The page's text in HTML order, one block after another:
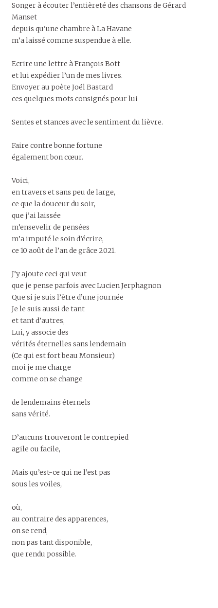
Songer à écouter l’entièreté des chansons de Gérard
Manset
depuis qu’une chambre à La Havane
m’a laissé comme suspendue à elle.
Ecrire une lettre à François Bott
et lui expédier l’un de mes livres.
Envoyer au poète Joël Bastard
ces quelques mots consignés pour lui
Sentes et stances avec le sentiment du lièvre.
Faire contre bonne fortune
également bon cœur.
Voici,
en travers et sans peu de large,
ce que la douceur du soir,
que j’ai laissée
m’ensevelir de pensées
m’a imputé le soin d’écrire,
ce 10 août de l’an de grâce 2021.
J’y ajoute ceci qui veut
que je pense parfois avec Lucien Jerphagnon
Que si je suis l’être d’une journée
Je le suis aussi de tant
et tant d’autres,
Lui, y associe des
vérités éternelles sans lendemain
(Ce qui est fort beau Monsieur)
moi je me charge
comme on se change
de lendemains éternels
sans vérité.
D’aucuns trouveront le contrepied
agile ou facile,
Mais qu’est-ce qui ne l’est pas
sous les voiles,
où,
au contraire des apparences,
on se rend,
non pas tant disponible,
que rendu possible.